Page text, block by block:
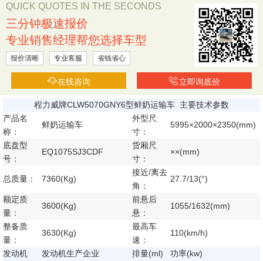
QUICK QUOTES IN THE SECONDS
三分钟极速报价
专业销售经理帮您选择车型
报价清晰 专业客服 省钱省心
在线咨询 立即询底价
程力威牌CLW5070GNY6型鲜奶运输车 主要技术参数
产品名
称：
鲜奶运输车
外型尺
寸：
5995×2000×2350(mm)
底盘型
号：
EQ1075SJ3CDF
货厢尺
寸：
××(mm)
总质量： 7360(Kg)
接近/离去
角：
27.7/13(°)
额定质
量：
3600(Kg)
前悬后
悬：
1055/1632(mm)
整备质
量：
3630(Kg)
最高车
速：
110(km/h)
发动机 发动机生产企业 排量(ml)
功率(kw)